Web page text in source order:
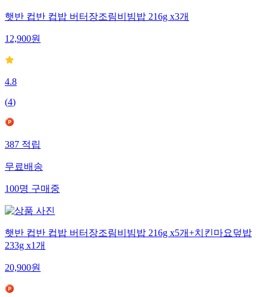
햇반 컵반 컵밥 버터장조림비빔밥 216g x3개
12,900원
4.8
(4)
387적립
무료배송
100명구매중
햇반 컵반 컵밥 버터장조림비빔밥 216g x5개+치킨마요덮밥
233g x1개
20,900원